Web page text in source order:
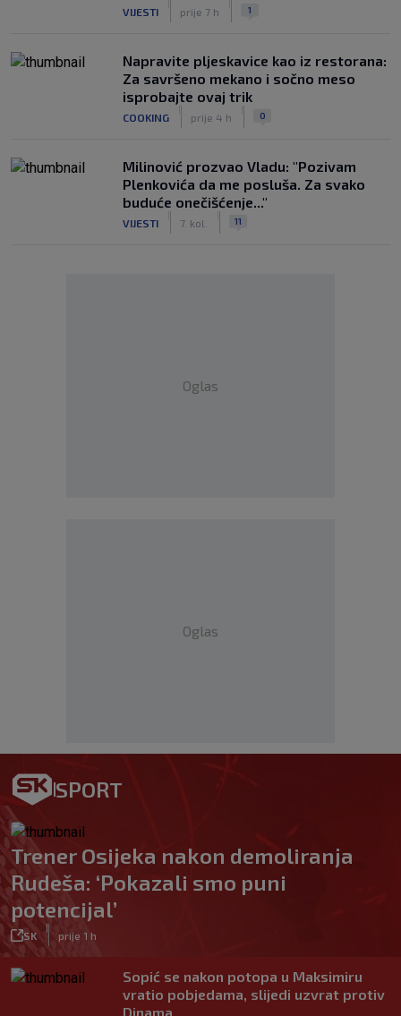
VIJESTI prije 7 h 1
Napravite pljeskavice kao iz restorana:
Za savršeno mekano i sočno meso
isprobajte ovaj trik
COOKING prije 4 h 0
Milinović prozvao Vladu: "Pozivam
Plenkovića da me posluša. Za svako
buduće onečišćenje..."
VIJESTI 7. kol. 11
Oglas
Oglas
SPORT
Trener Osijeka nakon demoliranja
Rudeša: ‘Pokazali smo puni
potencijal’
SK prije 1 h
Sopić se nakon potopa u Maksimiru
vratio pobjedama, slijedi uzvrat protiv
Dinama